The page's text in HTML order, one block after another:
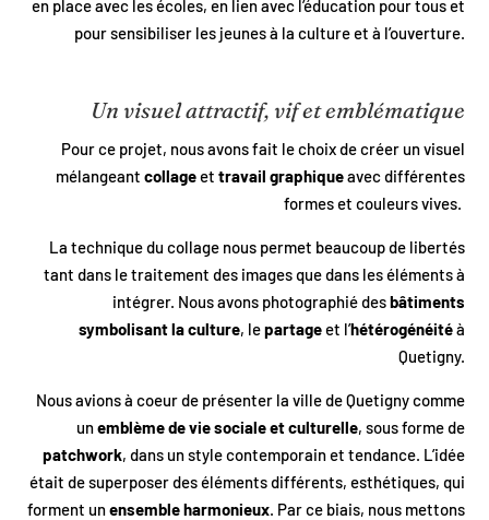
en place avec les écoles, en lien avec l’éducation pour tous et
pour sensibiliser les jeunes à la culture et à l’ouverture.
Un visuel attractif, vif et emblématique
Pour ce projet, nous avons fait le choix de créer un visuel
mélangeant collageet travail graphiqueavec différentes
formes et couleurs vives.
La technique du collage nous permet beaucoup de libertés
tant dans le traitement des images que dans les éléments à
intégrer. Nous avons photographié desbâtiments
symbolisant la culture, lepartageet l’hétérogénéitéà
Quetigny.
Nous avions à coeur de présenter la ville de Quetigny comme
unemblème de vie sociale et culturelle, sous forme de
patchwork, dans un style contemporain et tendance. L’idée
était de superposer des éléments différents, esthétiques, qui
forment unensemble harmonieux. Par ce biais, nous mettons